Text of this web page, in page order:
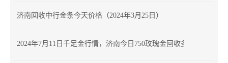
济南回收中行金条今天价格（2024年3月25日）
2024年7月11日千足金行情，济南今日750玫瑰金回收多少钱